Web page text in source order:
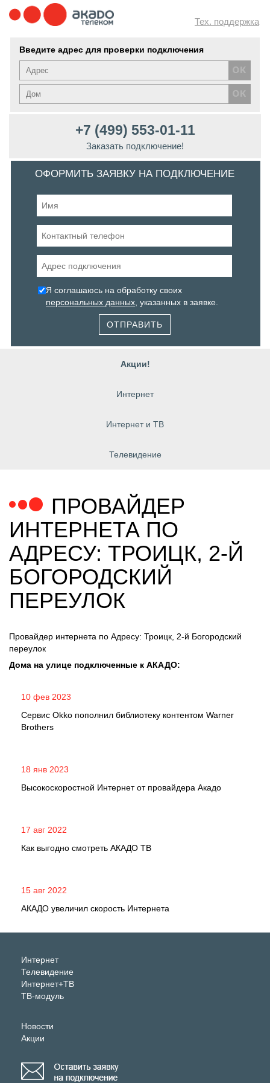
Тех. поддержка
Введите адрес для проверки подключения
+7 (499) 553-01-11
Заказать подключение!
ОФОРМИТЬ ЗАЯВКУ НА ПОДКЛЮЧЕНИЕ
Я соглашаюсь на обработку своих
персональных данных , указанных в заявке.
ОТПРАВИТЬ
Акции!
Интернет
Интернет и ТВ
Телевидение
ПРОВАЙДЕР
ИНТЕРНЕТА ПО
АДРЕСУ: ТРОИЦК, 2-Й
БОГОРОДСКИЙ
ПЕРЕУЛОК
Провайдер интернета по Адресу: Троицк, 2-й Богородский
переулок
Дома на улице подключенные к АКАДО:
10 фев 2023
Сервис Okko пополнил библиотеку контентом Warner
Brothers
18 янв 2023
Высокоскоростной Интернет от провайдера Акадо
17 авг 2022
Как выгодно смотреть АКАДО ТВ
15 авг 2022
АКАДО увеличил скорость Интернета
Интернет
Телевидение
Интернет+ТВ
ТВ-модуль
Новости
Акции